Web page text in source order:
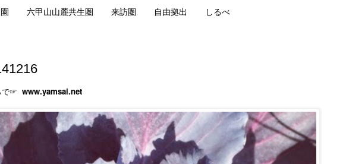
六甲山山麓共生圏 来訪圏 自由拠出 しるべ
で☞ www.yamsai.net